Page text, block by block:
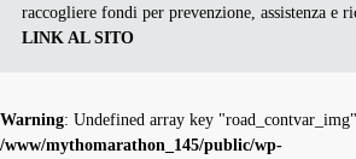
raccogliere fondi per prevenzione, assistenza e
LINK AL SITO
Warning: Undefined array key
/www/mythomarathon_145/public/wp-